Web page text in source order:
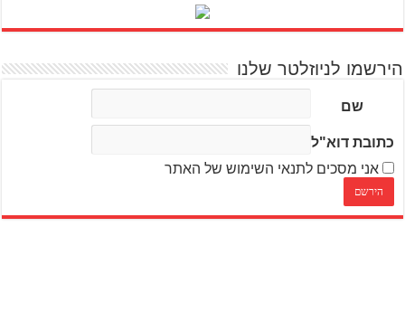
הירשמו לניוזלטר שלנו
שם
כתובת דוא"ל
אני מסכים לתנאי השימוש של האתר